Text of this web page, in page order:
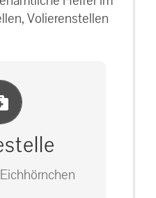
Volierenstellen
und Infos